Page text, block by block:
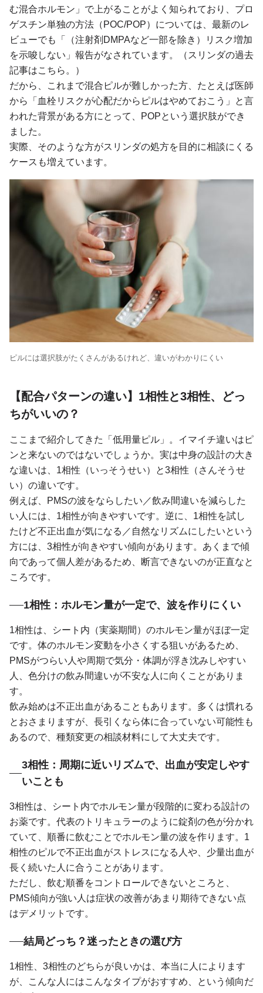
む混合ホルモン」で上がることがよく知られており、プロ
ゲスチン単独の方法（POC/POP）については、最新のレ
ビューでも「（注射剤DMPAなど一部を除き）リスク増加
を示唆しない」報告がなされています。（スリンダの過去
記事はこちら。）
だから、これまで混合ピルが難しかった方、たとえば医師
から「血栓リスクが心配だからピルはやめておこう」と言
われた背景がある方にとって、POPという選択肢ができ
ました。
実際、そのような方がスリンダの処方を目的に相談にくる
ケースも増えています。
ピルには選択肢がたくさんがあるけれど、違いがわかりにくい
【配合パターンの違い】1相性と3相性、どっ
ちがいいの？
ここまで紹介してきた「低用量ピル」。イマイチ違いはピ
ンと来ないのではないでしょうか。実は中身の設計の大き
な違いは、1相性（いっそうせい）と3相性（さんそうせ
い）の違いです。
例えば、PMSの波をならしたい／飲み間違いを減らした
い人には、1相性が向きやすいです。逆に、1相性を試し
たけど不正出血が気になる／自然なリズムにしたいという
方には、3相性が向きやすい傾向があります。あくまで傾
向であって個人差があるため、断言できないのが正直なと
ころです。
1相性：ホルモン量が一定で、波を作りにくい
1相性は、シート内（実薬期間）のホルモン量がほぼ一定
です。体のホルモン変動を小さくする狙いがあるため、
PMSがつらい人や周期で気分・体調が浮き沈みしやすい
人、色分けの飲み間違いが不安な人に向くことがありま
す。
飲み始めは不正出血があることもあります。多くは慣れる
とおさまりますが、長引くなら体に合っていない可能性も
あるので、種類変更の相談材料にして大丈夫です。
3相性：周期に近いリズムで、出血が安定しやす
いことも
3相性は、シート内でホルモン量が段階的に変わる設計の
お薬です。代表のトリキュラーのように錠剤の色が分かれ
ていて、順番に飲むことでホルモン量の波を作ります。1
相性のピルで不正出血がストレスになる人や、少量出血が
長く続いた人に合うことがあります。
ただし、飲む順番をコントロールできないところと、
PMS傾向が強い人は症状の改善があまり期待できない点
はデメリットです。
結局どっち？迷ったときの選び方
1相性、3相性のどちらが良いかは、本当に人によります
が、こんな人にはこんなタイプがおすすめ、という傾向だ